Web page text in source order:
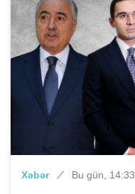
Xəbər Bu gün, 14:33